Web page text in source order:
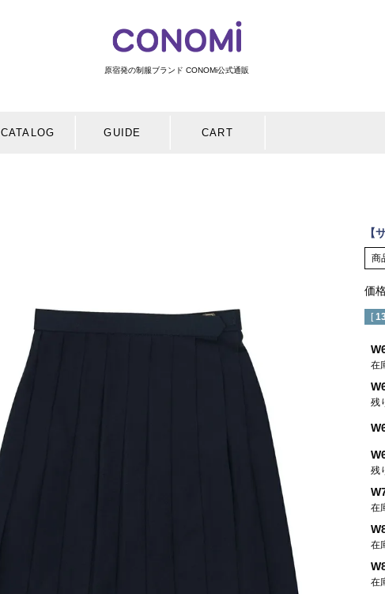
原宿発の制服ブランド CONOMi公式通販
CATALOG GUIDE CART
【
商
価
[
在
残
残
在
在
在